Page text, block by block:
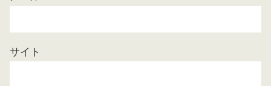
サイト